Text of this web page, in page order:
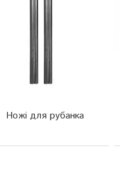
Ножі для рубанка